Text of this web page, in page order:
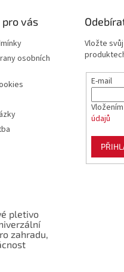
vás
osobních
Vložte
E-mail
údajů
pletivo
zahradu,